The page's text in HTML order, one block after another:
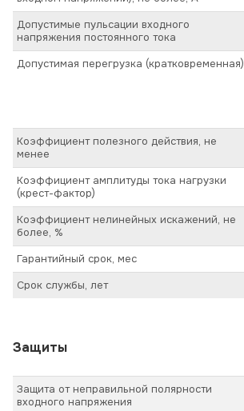
Допустимые пульсации входного
напряжения постоянного тока
Допустимая перегрузка (кратковременная)
Коэффициент полезного действия, не
менее
Коэффициент амплитуды тока нагрузки
(крест-фактор)
Коэффициент нелинейных искажений, не
более, %
Гарантийный срок, мес
Срок службы, лет
Защиты
Защита от неправильной полярности
входного напряжения